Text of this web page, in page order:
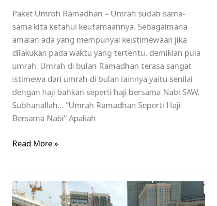
Paket Umroh Ramadhan – Umrah sudah sama-
sama kita ketahui keutamaannya. Sebagaimana
amalan ada yang mempunyai keistimewaan jika
dilakukan pada waktu yang tertentu, demikian pula
umrah. Umrah di bulan Ramadhan terasa sangat
istimewa dari umrah di bulan lainnya yaitu senilai
dengan haji bahkan seperti haji bersama Nabi SAW.
Subhanallah… “Umrah Ramadhan Seperti Haji
Bersama Nabi” Apakah
Read More »
Paket
Umroh